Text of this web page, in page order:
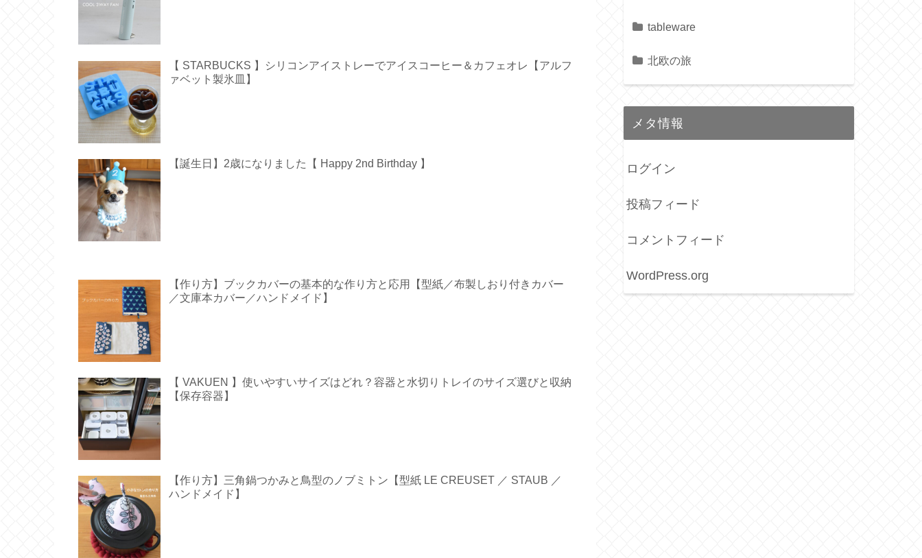
【 STARBUCKS 】シリコンアイストレーでアイスコーヒー＆カフェオレ【アルフ
ァベット製氷皿】
【誕生日】2歳になりました【 Happy 2nd Birthday 】
【作り方】ブックカバーの基本的な作り方と応用【型紙／布製しおり付きカバー
／文庫本カバー／ハンドメイド】
【 VAKUEN 】使いやすいサイズはどれ？容器と水切りトレイのサイズ選びと収納
【保存容器】
【作り方】三角鍋つかみと鳥型のノブミトン【型紙 LE CREUSET ／ STAUB ／
ハンドメイド】
tableware
北欧の旅
メタ情報
ログイン
投稿フィード
コメントフィード
WordPress.org